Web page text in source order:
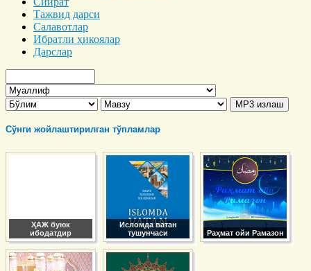
Тажвид дарси
Салавотлар
Ибратли ҳикоялар
Дарслар
Сўнги жойлаштирилган тўпламлар
ҲАЖ буюк
ибодатдир
Исломда ватан
тушунчаси
Раҳмат ойи Рамазон